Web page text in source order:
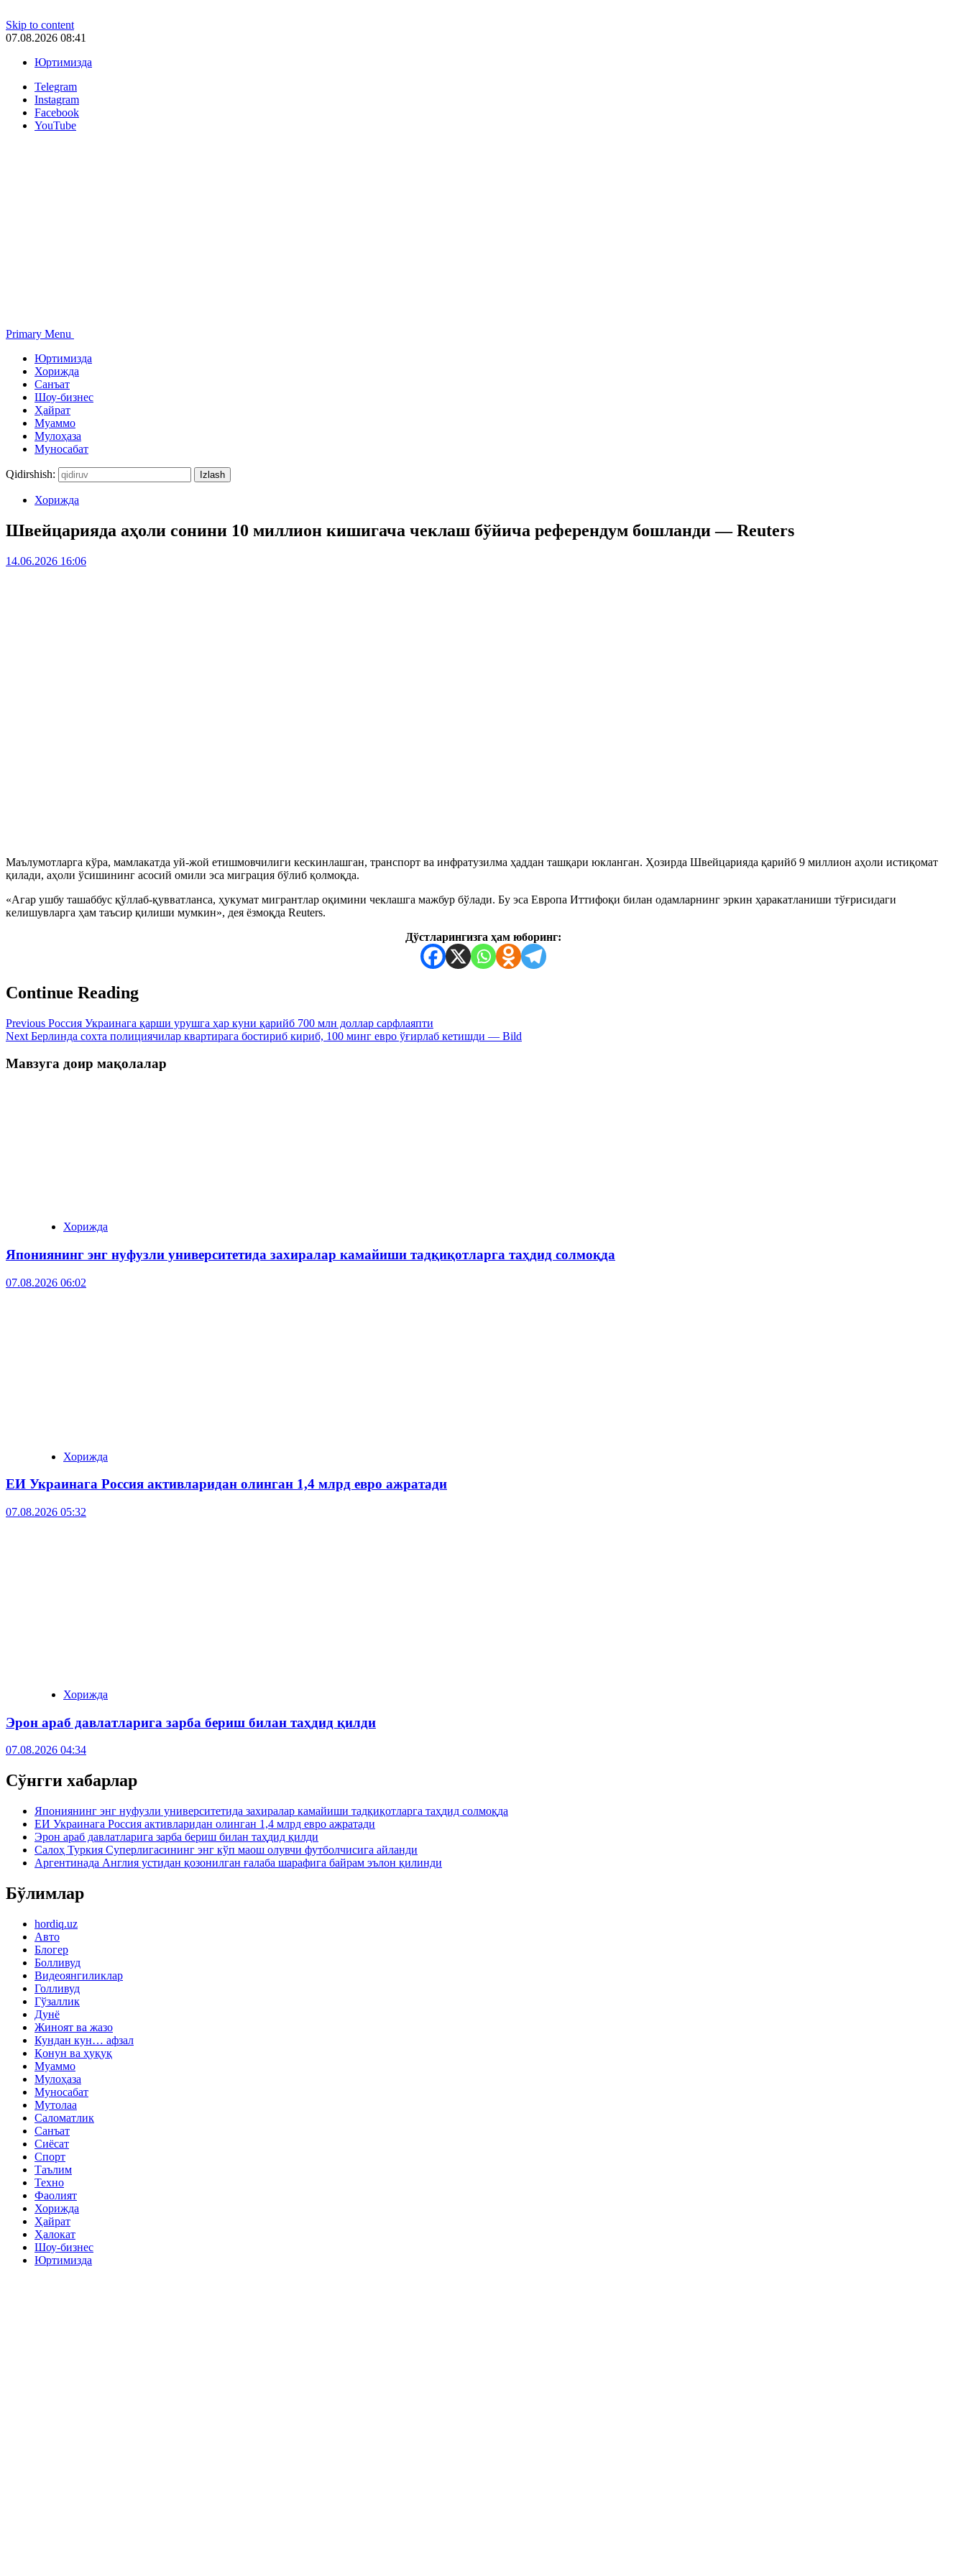
Skip to content
07.08.2026 08:41
Юртимизда
Telegram
Instagram
Facebook
YouTube
Primary Menu
Юртимизда
Хорижда
Санъат
Шоу-бизнес
Ҳайрат
Муаммо
Мулоҳаза
Муносабат
Qidirshish:
Хорижда
Швейцарияда аҳоли сонини 10 миллион кишигача чеклаш бўйича референдум бошланди — Reuters
14.06.2026 16:06
Маълумотларга кўра, мамлакатда уй-жой етишмовчилиги кескинлашган, транспорт ва инфратузилма ҳаддан ташқари юкланган. Ҳозирда Швейцарияда қарийб 9 миллион аҳоли истиқомат
қилади, аҳоли ўсишининг асосий омили эса миграция бўлиб қолмоқда.
«Агар ушбу ташаббус қўллаб-қувватланса, ҳукумат мигрантлар оқимини чеклашга мажбур бўлади. Бу эса Европа Иттифоқи билан одамларнинг эркин ҳаракатланиши тўғрисидаги
келишувларга ҳам таъсир қилиши мумкин», дея ёзмоқда Reuters.
Дўстларингизга ҳам юборинг:
Continue Reading
Previous Россия Украинага қарши урушга ҳар куни қарийб 700 млн доллар сарфлаяпти
Next Берлинда сохта полициячилар квартирага бостириб кириб, 100 минг евро ўғирлаб кетишди — Bild
Мавзуга доир мақолалар
Хорижда
Япониянинг энг нуфузли университетида захиралар камайиши тадқиқотларга таҳдид солмоқда
07.08.2026 06:02
Хорижда
ЕИ Украинага Россия активларидан олинган 1,4 млрд евро ажратади
07.08.2026 05:32
Хорижда
Эрон араб давлатларига зарба бериш билан таҳдид қилди
07.08.2026 04:34
Сўнгги хабарлар
Япониянинг энг нуфузли университетида захиралар камайиши тадқиқотларга таҳдид солмоқда
ЕИ Украинага Россия активларидан олинган 1,4 млрд евро ажратади
Эрон араб давлатларига зарба бериш билан таҳдид қилди
Салоҳ Туркия Суперлигасининг энг кўп маош олувчи футболчисига айланди
Аргентинада Англия устидан қозонилган ғалаба шарафига байрам эълон қилинди
Бўлимлар
hordiq.uz
Авто
Блогер
Болливуд
Видеоянгиликлар
Голливуд
Гўзаллик
Дунё
Жиноят ва жазо
Кундан кун… афзал
Қонун ва ҳуқуқ
Муаммо
Мулоҳаза
Муносабат
Мутолаа
Саломатлик
Санъат
Сиёсат
Спорт
Таълим
Техно
Фаолият
Хорижда
Ҳайрат
Ҳалокат
Шоу-бизнес
Юртимизда